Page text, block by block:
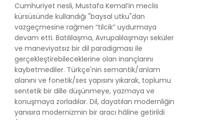
Cumhuriyet nesli, Mustafa Kemal’in meclis
kürsüsünde kullandığı "baysal utku"dan
vazgeçmesine rağmen “tilcik” uydurmaya
devam etti. Batılılaşma, Avrupalılaşmayı seküler
ve maneviyatsız bir dil paradigması ile
gerçekleştirebileceklerine olan inançlarını
kaybetmediler. Türkçe'nin semantik/anlam
alanını ve fonetik/ses yapısını yıkarak, toplumu
sentetik bir dille düşünmeye, yazmaya ve
konuşmaya zorladılar. Dil, dayatılan modernliğin
yanısıra modernizmin bir aracı hâline getirildi